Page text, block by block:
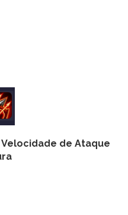
Velocidade de Ataque